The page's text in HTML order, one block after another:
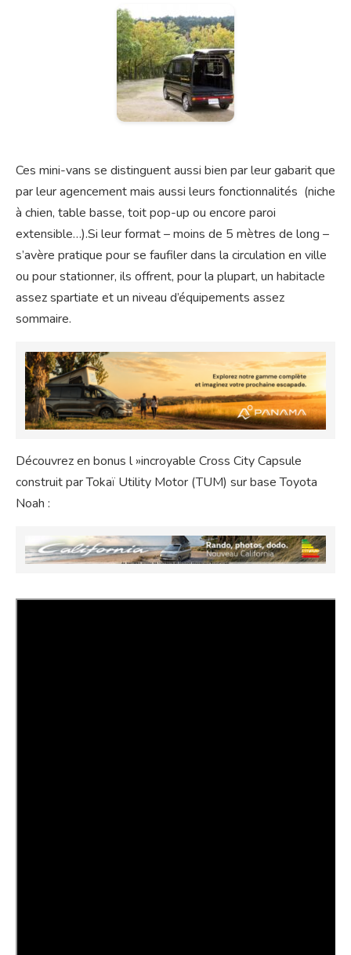
Ces mini-vans se distinguent aussi bien par leur gabarit que
par leur agencement mais aussi leurs fonctionnalités (niche
à chien, table basse, toit pop-up ou encore paroi
extensible…).Si leur format – moins de 5 mètres de long –
s’avère pratique pour se faufiler dans la circulation en ville
ou pour stationner, ils offrent, pour la plupart, un habitacle
assez spartiate et un niveau d’équipements assez
sommaire.
Découvrez en bonus l »incroyable Cross City Capsule
construit par Tokaï Utility Motor (TUM) sur base Toyota
Noah :